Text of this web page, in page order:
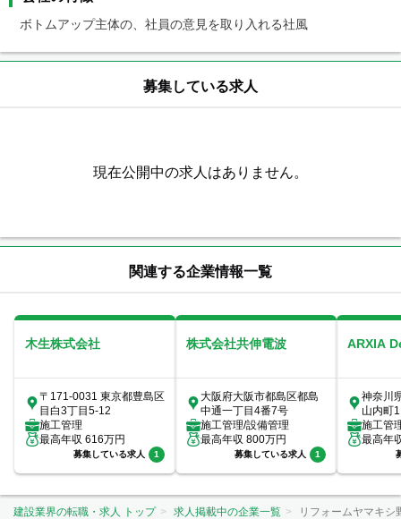
募集している求人
現在公開中の求人はありません。
関連する企業情報一覧
木生株式会社
〒171-0031 東京都豊島区
目白3丁目5-12
施工管理
最高年収 616万円
募集している求人 1
株式会社共伸電波
大阪府大阪市都島区都島
中通一丁目4番7号
施工管理/設備管理
最高年収 800万円
募集している求人 1
ARXIA
神奈川
山内町
室
施工管
最高年
建設業界の転職・求人 トップ 求人掲載中の企業一覧 リフォームヤマキシ